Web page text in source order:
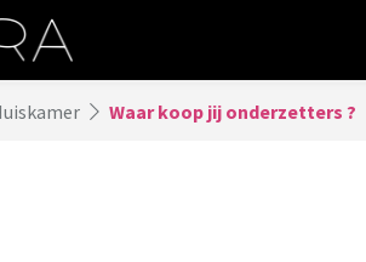
Waar koop jij onderzetters ?